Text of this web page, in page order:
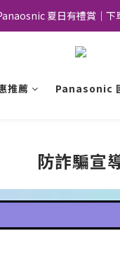
加入會員｜好康優惠
夏日有禮賞｜下
加入會員｜好康優惠不
推薦 Panasonic
防詐騙宣